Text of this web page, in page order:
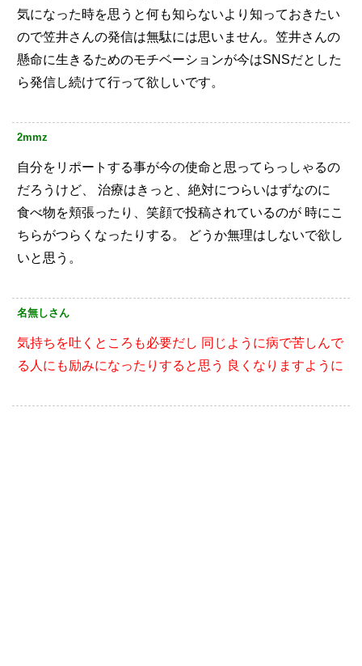
気になった時を思うと何も知らないより知っておきたい
ので笠井さんの発信は無駄には思いません。笠井さんの
懸命に生きるためのモチベーションが今はSNSだとした
ら発信し続けて行って欲しいです。
2mmz
自分をリポートする事が今の使命と思ってらっしゃるの
だろうけど、
治療はきっと、絶対につらいはずなのに
食べ物を頬張ったり、笑顔で投稿されているのが 時にこ
ちらがつらくなったりする。
どうか無理はしないで欲し
いと思う。
名無しさん
気持ちを吐くところも必要だし 同じように病で苦しんで
る人にも励みになったりすると思う
良くなりますように